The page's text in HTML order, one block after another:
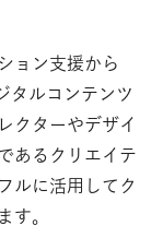
ョン支援から
タルコンテンツ
クターやデザイ
あるクリエイテ
ルに活用してク
す。